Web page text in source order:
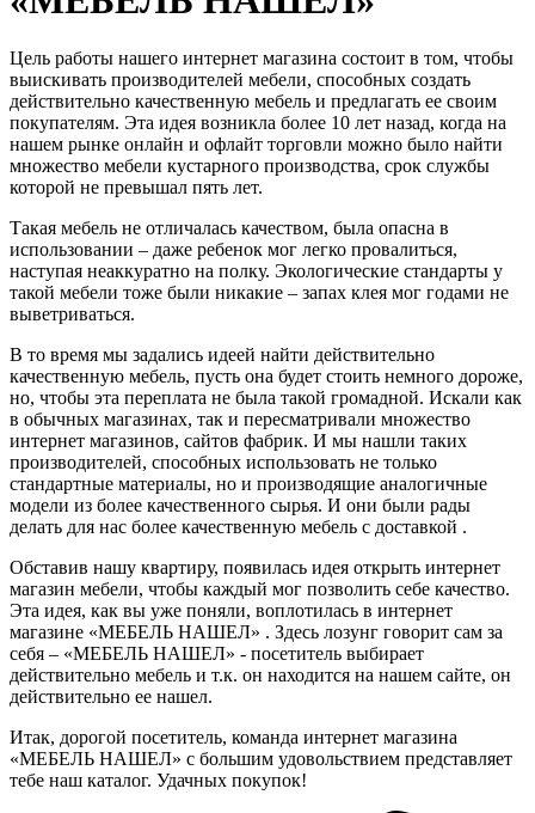
Цель работы нашего интернет магазина состоит в том, чтобы
выискивать производителей мебели, способных создать
действительно качественную мебель и предлагать ее своим
покупателям. Эта идея возникла более 10 лет назад, когда на
нашем рынке онлайн и офлайт торговли можно было найти
множество мебели кустарного производства, срок службы
которой не превышал пять лет.
Такая мебель не отличалась качеством, была опасна в
использовании – даже ребенок мог легко провалиться,
наступая неаккуратно на полку. Экологические стандарты у
такой мебели тоже были никакие – запах клея мог годами не
выветриваться.
В то время мы задались идеей найти действительно
качественную мебель, пусть она будет стоить немного дороже,
но, чтобы эта переплата не была такой громадной. Искали как
в обычных магазинах, так и пересматривали множество
интернет магазинов, сайтов фабрик. И мы нашли таких
производителей, способных использовать не только
стандартные материалы, но и производящие аналогичные
модели из более качественного сырья. И они были рады
делать для нас более качественную мебель с доставкой .
Обставив нашу квартиру, появилась идея открыть интернет
магазин мебели, чтобы каждый мог позволить себе качество.
Эта идея, как вы уже поняли, воплотилась в интернет
магазине «МЕБЕЛЬ НАШЕЛ» . Здесь лозунг говорит сам за
себя – «МЕБЕЛЬ НАШЕЛ» - посетитель выбирает
действительно мебель и т.к. он находится на нашем сайте, он
действительно ее нашел.
Итак, дорогой посетитель, команда интернет магазина
«МЕБЕЛЬ НАШЕЛ» с большим удовольствием представляет
тебе наш каталог. Удачных покупок!